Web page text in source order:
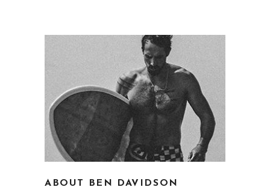
ABOUT BEN DAVIDSON